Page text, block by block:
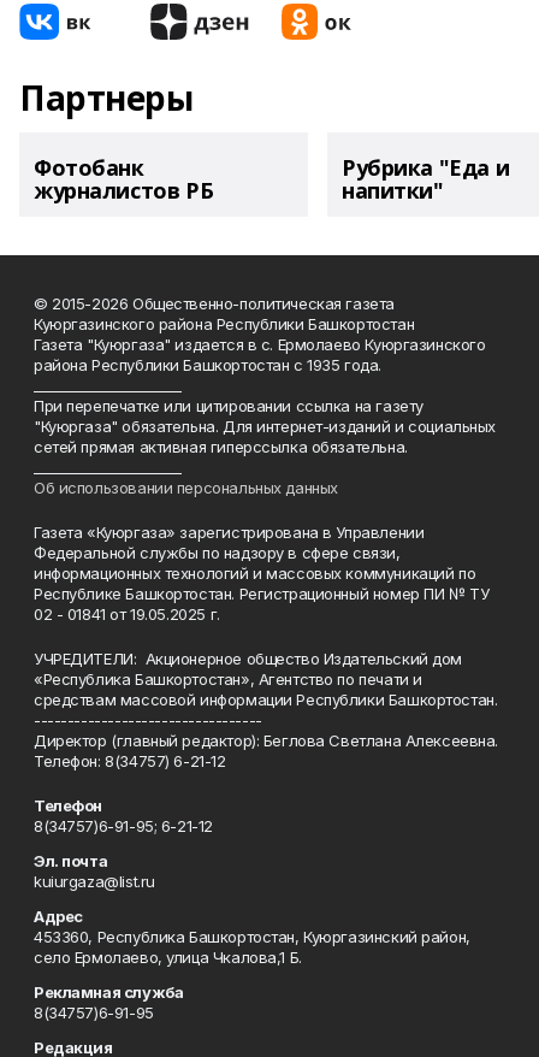
Партнеры
Фотобанк
журналистов РБ
Рубрика "Еда и
напитки"
© 2015-2026 Общественно-политическая газета
Куюргазинского района Республики Башкортостан
Газета "Куюргаза" издается в с. Ермолаево Куюргазинского
района Республики Башкортостан с 1935 года.
При перепечатке или цитировании ссылка на газету
"Куюргаза" обязательна. Для интернет-изданий и социальных
сетей прямая активная гиперссылка обязательна.
Об использовании персональных данных
Газета «Куюргаза» зарегистрирована в Управлении
Федеральной службы по надзору в сфере связи,
информационных технологий и массовых коммуникаций по
Республике Башкортостан. Регистрационный номер ПИ № ТУ
02 - 01841 от 19.05.2025 г.
УЧРЕДИТЕЛИ: Акционерное общество Издательский дом
«Республика Башкортостан», Агентство по печати и
средствам массовой информации Республики Башкортостан.
----------------------------------
Директор (главный редактор): Беглова Светлана Алексеевна.
Телефон: 8(34757) 6-21-12
Телефон
8(34757)6-91-95; 6-21-12
Эл. почта
kuiurgaza@list.ru
Адрес
453360, Республика Башкортостан, Куюргазинский район,
село Ермолаево, улица Чкалова,1 Б.
Рекламная служба
8(34757)6-91-95
Редакция